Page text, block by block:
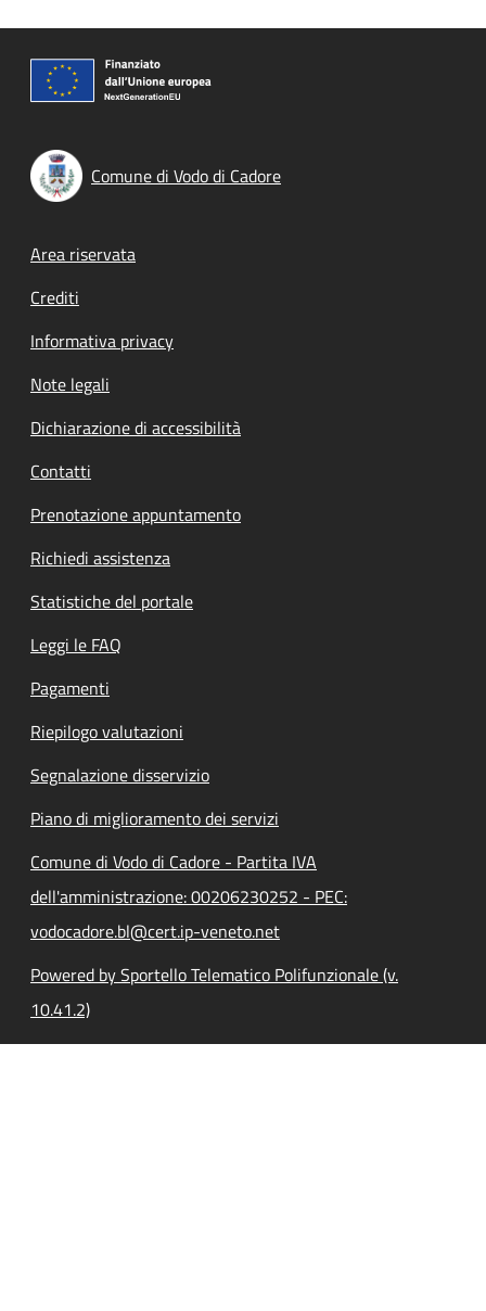
Comune di Vodo di Cadore
Footer menu
Area riservata
Crediti
Informativa privacy
Note legali
Dichiarazione di accessibilità
Contatti
Prenotazione appuntamento
Richiedi assistenza
Statistiche del portale
Leggi le FAQ
Pagamenti
Riepilogo valutazioni
Segnalazione disservizio
Piano di miglioramento dei servizi
Comune di Vodo di Cadore - Partita IVA
dell'amministrazione: 00206230252 - PEC:
vodocadore.bl@cert.ip-veneto.net
Powered by Sportello Telematico Polifunzionale (v.
10.41.2)